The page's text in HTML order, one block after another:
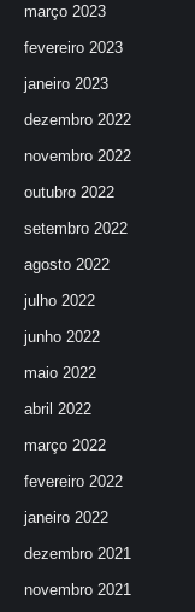
março 2023
fevereiro 2023
janeiro 2023
dezembro 2022
novembro 2022
outubro 2022
setembro 2022
agosto 2022
julho 2022
junho 2022
maio 2022
abril 2022
março 2022
fevereiro 2022
janeiro 2022
dezembro 2021
novembro 2021